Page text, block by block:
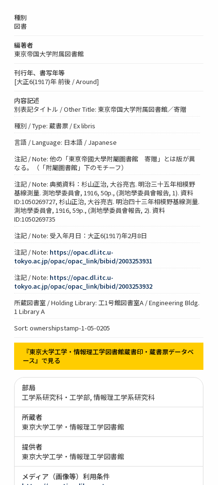
種別
図書
編著者
東京帝国大学附属図書館
刊行年、書写年等
[大正6(1917)年 前後 / Around]
内容記述
別表記タイトル / Other Title: 東京帝国大学附属図書館／寄贈
種別 / Type: 蔵書票 / Ex libris
言語 / Language: 日本語 / Japanese
注記 / Note: 他の「東亰帝國大學附屬圖書館 寄贈」とは版が異
なる。（「附屬圖書館」下のモチーフ）
注記 / Note: 典拠資料：杉山正治, 大谷亮吉. 明治三十五年相模野
基線測量. 測地學委員會, 1916, 50p., (測地學委員會報告, 1). 資料
ID:1050269727, 杉山正治, 大谷亮吉. 明治四十三年相模野基線測量.
測地學委員會, 1916, 59p., (測地學委員會報告, 2). 資料
ID:1050269735
注記 / Note: 受入年月日：大正6(1917)年2月8日
注記 / Note: https://opac.dl.itc.u-
tokyo.ac.jp/opac/opac_link/bibid/2003253931
注記 / Note: https://opac.dl.itc.u-
tokyo.ac.jp/opac/opac_link/bibid/2003253932
所蔵図書室 / Holding Library: 工1号館図書室A / Engineering Bldg.
1 Library A
Sort: ownershipstamp-1-05-0205
『東京大学工学・情報理工学図書館蔵書印・蔵書票データベ
ース』で見る
部局
工学系研究科・工学部 情報理工学系研究科
所蔵者
東京大学工学・情報理工学図書館
提供者
東京大学工学・情報理工学図書館
メディア（画像等）利用条件